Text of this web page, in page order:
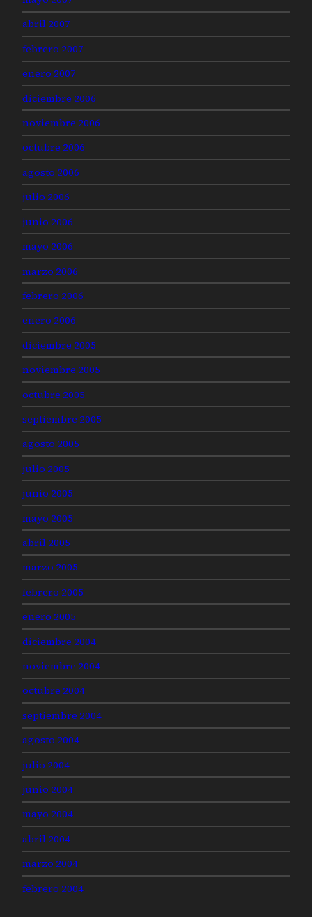
abril 2007
febrero 2007
enero 2007
diciembre 2006
noviembre 2006
octubre 2006
agosto 2006
julio 2006
junio 2006
mayo 2006
marzo 2006
febrero 2006
enero 2006
diciembre 2005
noviembre 2005
octubre 2005
septiembre 2005
agosto 2005
julio 2005
junio 2005
mayo 2005
abril 2005
marzo 2005
febrero 2005
enero 2005
diciembre 2004
noviembre 2004
octubre 2004
septiembre 2004
agosto 2004
julio 2004
junio 2004
mayo 2004
abril 2004
marzo 2004
febrero 2004